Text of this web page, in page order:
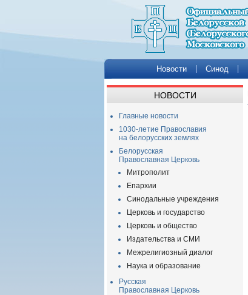
Новости Синод
НОВОСТИ
Главные новости
1030-летие Православия
на белорусских землях
Белорусская
Православная Церковь
Митрополит
Епархии
Синодальные учреждения
Церковь и государство
Церковь и общество
Издательства и СМИ
Межрелигиозный диалог
Наука и образование
Русская
Православная Церковь